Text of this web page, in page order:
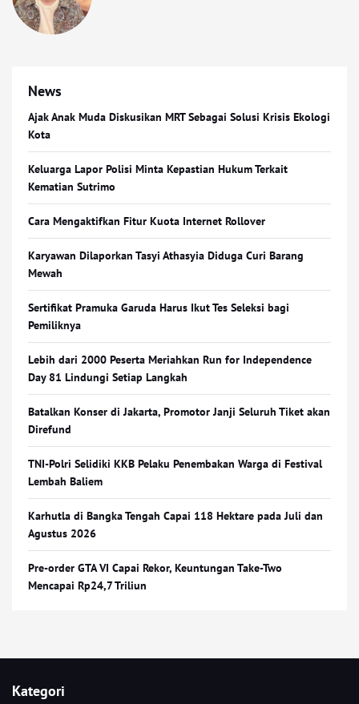
News
Ajak Anak Muda Diskusikan MRT Sebagai Solusi Krisis Ekologi
Kota
Keluarga Lapor Polisi Minta Kepastian Hukum Terkait
Kematian Sutrimo
Cara Mengaktifkan Fitur Kuota Internet Rollover
Karyawan Dilaporkan Tasyi Athasyia Diduga Curi Barang
Mewah
Sertifikat Pramuka Garuda Harus Ikut Tes Seleksi bagi
Pemiliknya
Lebih dari 2000 Peserta Meriahkan Run for Independence
Day 81 Lindungi Setiap Langkah
Batalkan Konser di Jakarta, Promotor Janji Seluruh Tiket akan
Direfund
TNI-Polri Selidiki KKB Pelaku Penembakan Warga di Festival
Lembah Baliem
Karhutla di Bangka Tengah Capai 118 Hektare pada Juli dan
Agustus 2026
Pre-order GTA VI Capai Rekor, Keuntungan Take-Two
Mencapai Rp24,7 Triliun
Kategori